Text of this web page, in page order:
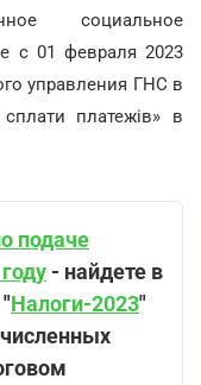
социальное
с 01 февраля 2023
управления ГНС в
платежів» в
подаче
- найдете в
Налоги-2023"